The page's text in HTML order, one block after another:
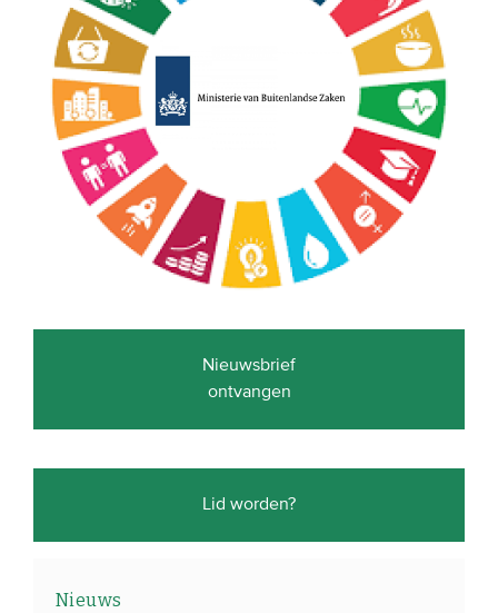
Nieuwsbrief
ontvangen
Lid worden?
Nieuws